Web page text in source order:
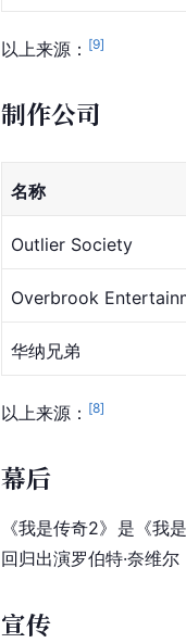
以上来源： [9]
制作公司
名称
Outlier Society
Overbrook
华纳兄弟
以上来源： [8]
幕后
《我是传奇2》是《我
回归出演罗伯特·奈维
宣传